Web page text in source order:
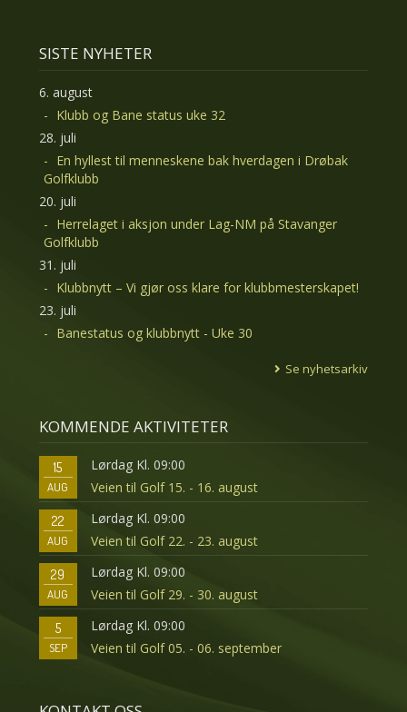
SISTE NYHETER
6. august
Klubb og Bane status uke 32
28. juli
En hyllest til menneskene bak hverdagen i Drøbak
Golfklubb
20. juli
Herrelaget i aksjon under Lag-NM på Stavanger
Golfklubb
31. juli
Klubbnytt – Vi gjør oss klare for klubbmesterskapet!
23. juli
Banestatus og klubbnytt - Uke 30
Se nyhetsarkiv
KOMMENDE AKTIVITETER
15
AUG
Lørdag Kl. 09:00
Veien til Golf 15. - 16. august
22
AUG
Lørdag Kl. 09:00
Veien til Golf 22. - 23. august
29
AUG
Lørdag Kl. 09:00
Veien til Golf 29. - 30. august
5
SEP
Lørdag Kl. 09:00
Veien til Golf 05. - 06. september